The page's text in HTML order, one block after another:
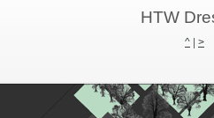
HTW
^ >